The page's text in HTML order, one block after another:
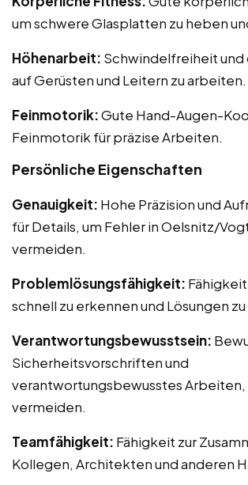
um schwere Glasplatten zu heben
Höhenarbeit: Schwindelfreiheit und
auf Gerüsten und Leitern zu arbeiten.
Feinmotorik:Gute Hand-Augen-
Feinmotorik für präzise Arbeiten.
Persönliche Eigenschaften
Genauigkeit: Hohe Präzision und
für Details, um Fehler in Oelsnitz/
vermeiden.
Problemlösungsfähigkeit:
schnell zu erkennen und Lösungen
Verantwortungsbewusstsein:
Sicherheitsvorschriften und
verantwortungsbewusstes Arbeiten,
vermeiden.
Teamfähigkeit: Fähigkeit zur
Kollegen, Architekten und anderen